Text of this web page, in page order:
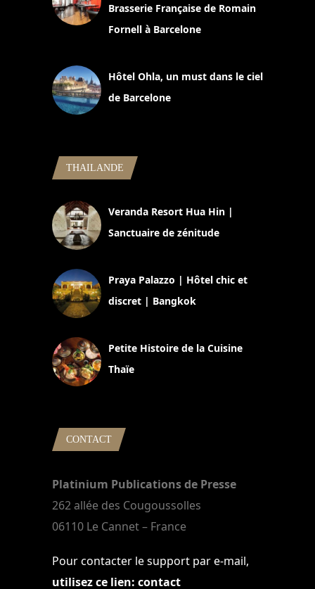
Brasserie Française de Romain
Fornell à Barcelone
Hôtel Ohla, un must dans le ciel
de Barcelone
THAILANDE
Veranda Resort Hua Hin |
Sanctuaire de zénitude
Praya Palazzo | Hôtel chic et
discret | Bangkok
Petite Histoire de la Cuisine
Thaïe
CONTACT
Platinium Publications de Presse
262 allée des Cougoussolles
06110 Le Cannet – France
Pour contacter le support par e-mail,
utilisez ce lien: contact